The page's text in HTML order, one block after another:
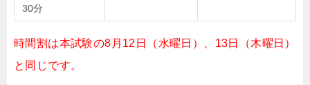
30分
時間割は本試験の8月12日（水曜日）、13日（木曜日）
と同じです。